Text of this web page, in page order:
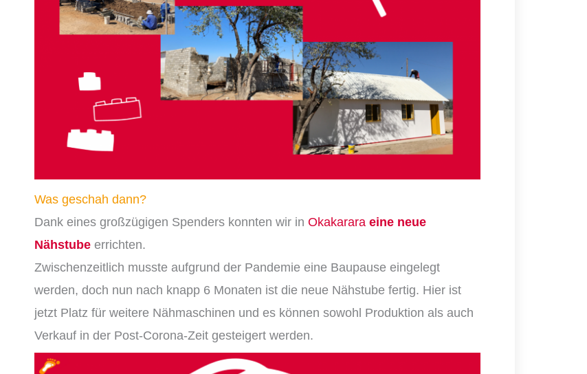
Was geschah dann?
Dank eines großzügigen Spenders konnten wir in Okakarara eine neue
Nähstube errichten.
Zwischenzeitlich musste aufgrund der Pandemie eine Baupause eingelegt
werden, doch nun nach knapp 6 Monaten ist die neue Nähstube fertig. Hier ist
jetzt Platz für weitere Nähmaschinen und es können sowohl Produktion als auch
Verkauf in der Post-Corona-Zeit gesteigert werden.